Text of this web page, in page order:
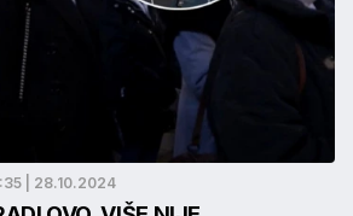
| 28.10.2024